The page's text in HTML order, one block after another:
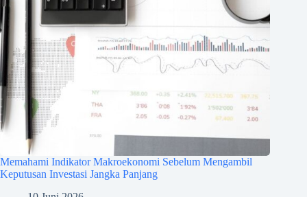
Memahami Indikator Makroekonomi Sebelum Mengambil
Keputusan Investasi Jangka Panjang